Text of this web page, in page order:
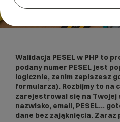
Walidacja PESEL w PHP to
podany numer PESEL jest
logicznie, zanim zapiszesz
formularza). Rozbijmy to na
zarejestrował się na Twojej
nazwisko, email, PESEL…
dane bez zająknięcia. Zaraz